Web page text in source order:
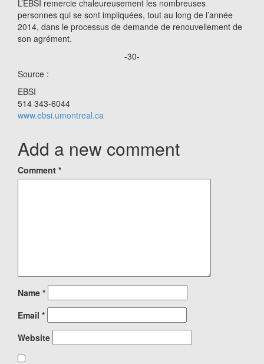
L’EBSI remercie chaleureusement les nombreuses
personnes qui se sont impliquées, tout au long de l’année
2014, dans le processus de demande de renouvellement de
son agrément.
-30-
Source :
EBSI
514 343-6044
www.ebsi.umontreal.ca
Add a new comment
Comment *
Name *
Email *
Website